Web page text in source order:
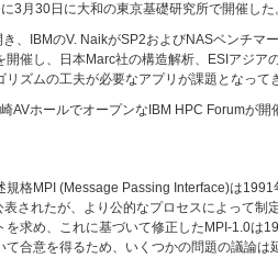
3月30日に大和の東京基礎研究所で開催し
、IBMのV. NaikがSP2およびNASベンチ
催し、日本Marc社の構造解析、ESIアジ
ズムの工夫が必要なアプリが課題となって
AVホールでオープンなIBM HPC Forumが開
規格MPI (Message Passing Interface)は
されたが、より公的なプロセスによって
求め、これに基づいて修正したMPI-1.0
て合意を得るため、いくつかの問題の議論